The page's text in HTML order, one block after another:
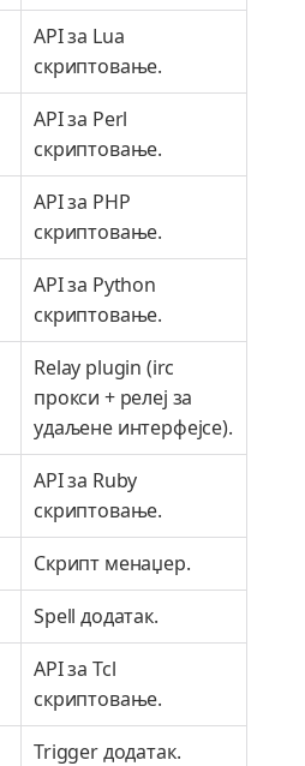
API за Lua
скриптовање.
API за Perl
скриптовање.
API за PHP
скриптовање.
API за Python
скриптовање.
Relay plugin (irc
прокси + релеј за
удаљене интерфејсе).
API за Ruby
скриптовање.
Скрипт менаџер.
Spell додатак.
API за Tcl
скриптовање.
Trigger додатак.